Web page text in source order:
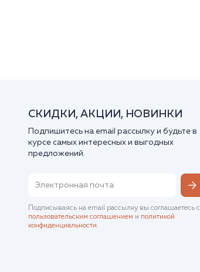
СКИДКИ, АКЦИИ, НОВИНКИ
Подпишитесь на email рассылку и будьте в
курсе самых интересных и выгодных
предложений.
Подписываясь на email рассылку вы соглашаетесь с
пользовательским соглашением и политикой
конфиденциальности.